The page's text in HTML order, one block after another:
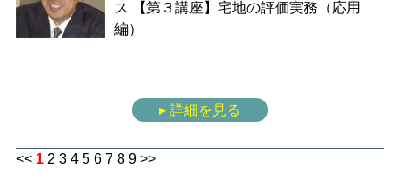
ス 【第３講座】宅地の評価実務（応用
編）
▸ 詳細を見る
<< 1 2 3 4 5 6 7 8 9>>